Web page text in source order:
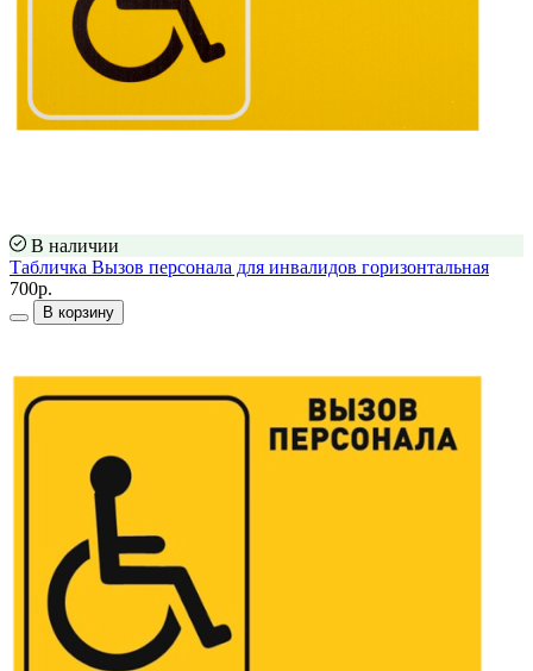
В наличии
Табличка Вызов персонала для инвалидов горизонтальная
700р.
В корзину